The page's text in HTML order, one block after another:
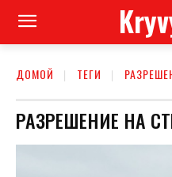
ДОМОЙ ТЕГИ
РАЗРЕШЕНИЕ НА